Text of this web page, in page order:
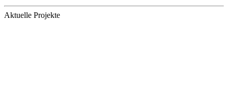
Aktuelle Projekte